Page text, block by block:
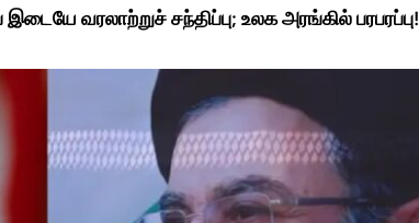
வரலாற்றுச் சந்திப்பு; உலக அரங்கில் பரபரப்பு!